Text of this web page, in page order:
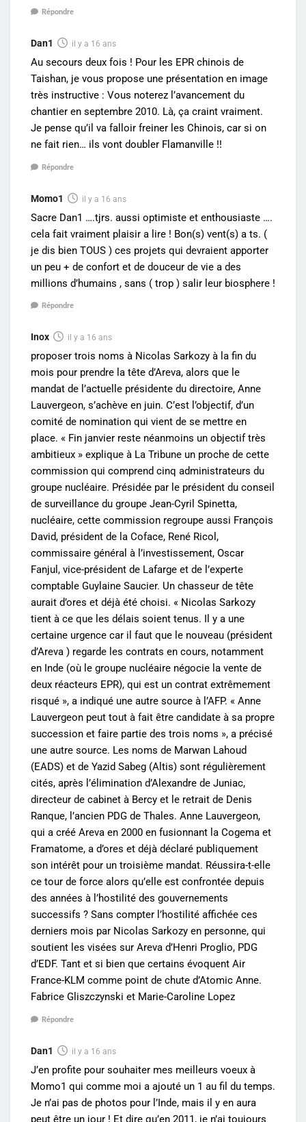
Répondre
Dan1 il y a 16 ans
Au secours deux fois ! Pour les EPR chinois de
Taishan, je vous propose une présentation en image
très instructive : Vous noterez l’avancement du
chantier en septembre 2010. Là, ça craint vraiment.
Je pense qu’il va falloir freiner les Chinois, car si on
ne fait rien… ils vont doubler Flamanville !!
Répondre
Momo1 il y a 16 ans
Sacre Dan1 ….tjrs. aussi optimiste et enthousiaste ….
cela fait vraiment plaisir a lire ! Bon(s) vent(s) a ts. (
je dis bien TOUS ) ces projets qui devraient apporter
un peu + de confort et de douceur de vie a des
millions d’humains , sans ( trop ) salir leur biosphere !
Répondre
Inox il y a 16 ans
proposer trois noms à Nicolas Sarkozy à la fin du
mois pour prendre la tête d’Areva, alors que le
mandat de l’actuelle présidente du directoire, Anne
Lauvergeon, s’achève en juin. C’est l’objectif, d’un
comité de nomination qui vient de se mettre en
place. « Fin janvier reste néanmoins un objectif très
ambitieux » explique à La Tribune un proche de cette
commission qui comprend cinq administrateurs du
groupe nucléaire. Présidée par le président du conseil
de surveillance du groupe Jean-Cyril Spinetta,
nucléaire, cette commission regroupe aussi François
David, président de la Coface, René Ricol,
commissaire général à l’investissement, Oscar
Fanjul, vice-président de Lafarge et de l’experte
comptable Guylaine Saucier. Un chasseur de tête
aurait d’ores et déjà été choisi. « Nicolas Sarkozy
tient à ce que les délais soient tenus. Il y a une
certaine urgence car il faut que le nouveau (président
d’Areva ) regarde les contrats en cours, notamment
en Inde (où le groupe nucléaire négocie la vente de
deux réacteurs EPR), qui est un contrat extrêmement
risqué », a indiqué une autre source à l’AFP. « Anne
Lauvergeon peut tout à fait être candidate à sa propre
succession et faire partie des trois noms », a précisé
une autre source. Les noms de Marwan Lahoud
(EADS) et de Yazid Sabeg (Altis) sont régulièrement
cités, après l’élimination d’Alexandre de Juniac,
directeur de cabinet à Bercy et le retrait de Denis
Ranque, l’ancien PDG de Thales. Anne Lauvergeon,
qui a créé Areva en 2000 en fusionnant la Cogema et
Framatome, a d’ores et déjà déclaré publiquement
son intérêt pour un troisième mandat. Réussira-t-elle
ce tour de force alors qu’elle est confrontée depuis
des années à l’hostilité des gouvernements
successifs ? Sans compter l’hostilité affichée ces
derniers mois par Nicolas Sarkozy en personne, qui
soutient les visées sur Areva d’Henri Proglio, PDG
d’EDF. Tant et si bien que certains évoquent Air
France-KLM comme point de chute d’Atomic Anne.
Fabrice Gliszczynski et Marie-Caroline Lopez
Répondre
Dan1 il y a 16 ans
J’en profite pour souhaiter mes meilleurs voeux à
Momo1 qui comme moi a ajouté un 1 au fil du temps.
Je n’ai pas de photos pour l’Inde, mais il y en aura
peut être un jour ! Et dire qu’en 2011, je n’ai toujours